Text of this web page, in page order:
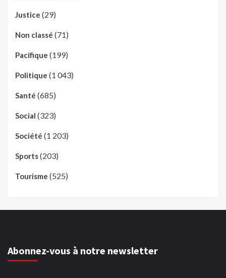
Justice (29)
Non classé (71)
Pacifique (199)
Politique (1 043)
Santé (685)
Social (323)
Société (1 203)
Sports(203)
Tourisme (525)
Abonnez-vous à notre newsletter